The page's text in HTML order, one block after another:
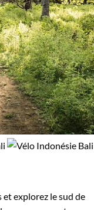
et explorez le sud de